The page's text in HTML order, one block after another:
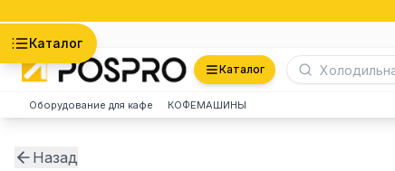
Каталог
Каталог
Оборудование для кафе КОФЕМАШИНЫ
Назад